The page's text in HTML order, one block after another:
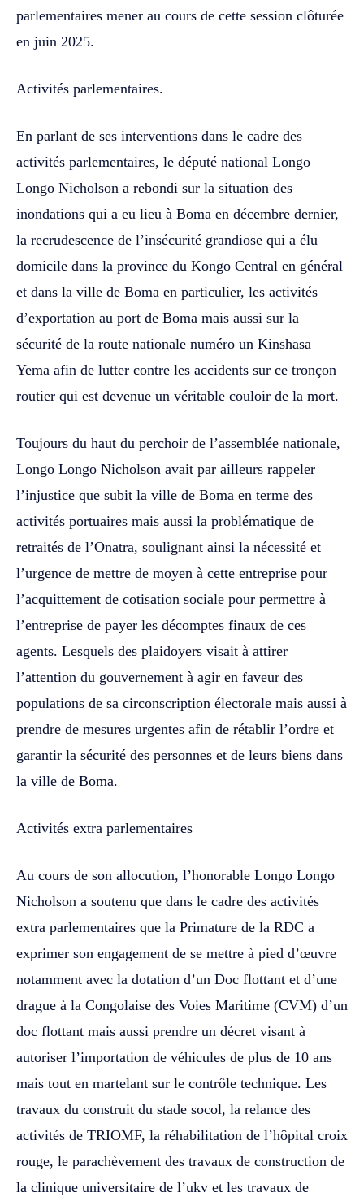
parlementaires mener au cours de cette session clôturée
en juin 2025.
Activités parlementaires.
En parlant de ses interventions dans le cadre des
activités parlementaires, le député national Longo
Longo Nicholson a rebondi sur la situation des
inondations qui a eu lieu à Boma en décembre dernier,
la recrudescence de l’insécurité grandiose qui a élu
domicile dans la province du Kongo Central en général
et dans la ville de Boma en particulier, les activités
d’exportation au port de Boma mais aussi sur la
sécurité de la route nationale numéro un Kinshasa –
Yema afin de lutter contre les accidents sur ce tronçon
routier qui est devenue un véritable couloir de la mort.
Toujours du haut du perchoir de l’assemblée nationale,
Longo Longo Nicholson avait par ailleurs rappeler
l’injustice que subit la ville de Boma en terme des
activités portuaires mais aussi la problématique de
retraités de l’Onatra, soulignant ainsi la nécessité et
l’urgence de mettre de moyen à cette entreprise pour
l’acquittement de cotisation sociale pour permettre à
l’entreprise de payer les décomptes finaux de ces
agents. Lesquels des plaidoyers visait à attirer
l’attention du gouvernement à agir en faveur des
populations de sa circonscription électorale mais aussi à
prendre de mesures urgentes afin de rétablir l’ordre et
garantir la sécurité des personnes et de leurs biens dans
la ville de Boma.
Activités extra parlementaires
Au cours de son allocution, l’honorable Longo Longo
Nicholson a soutenu que dans le cadre des activités
extra parlementaires que la Primature de la RDC a
exprimer son engagement de se mettre à pied d’œuvre
notamment avec la dotation d’un Doc flottant et d’une
drague à la Congolaise des Voies Maritime (CVM) d’un
doc flottant mais aussi prendre un décret visant à
autoriser l’importation de véhicules de plus de 10 ans
mais tout en martelant sur le contrôle technique. Les
travaux du construit du stade socol, la relance des
activités de TRIOMF, la réhabilitation de l’hôpital croix
rouge, le parachèvement des travaux de construction de
la clinique universitaire de l’ukv et les travaux de